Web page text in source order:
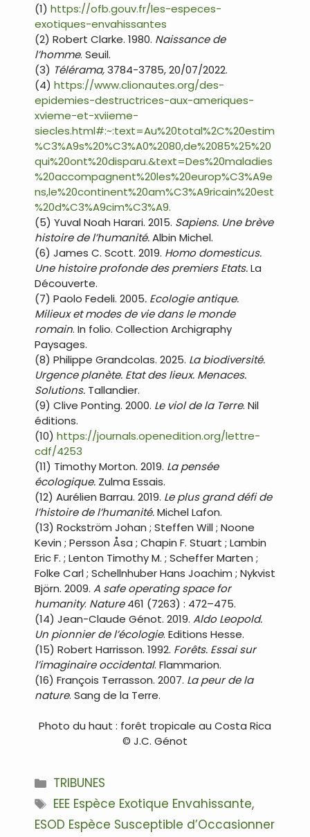
(1) https://ofb.gouv.fr/les-especes-
exotiques-envahissantes
(2) Robert Clarke. 1980. Naissance de
l’homme. Seuil.
(3) Télérama,3784-3785, 20/07/2022.
(4) https://www.clionautes.org/des-
epidemies-destructrices-aux-ameriques-
xvieme-et-xviieme-
siecles.html#:~:text=Au%20total%2C%20estim
%C3%A9s%20%C3%A0%2080,de%2085%25%20
qui%20ont%20disparu.&text=Des%20maladies
%20accompagnent%20les%20europ%C3%A9e
ns,le%20continent%20am%C3%A9ricain%20est
%20d%C3%A9cim%C3%A9.
(5) Yuval Noah Harari. 2015. Sapiens. Une brève
histoire de l’humanité.Albin Michel.
(6) James C. Scott. 2019. Homo domesticus.
Une histoire profonde des premiers Etats.La
Découverte.
(7) Paolo Fedeli. 2005. Ecologie antique.
Milieux et modes de vie dans le monde
romain. In folio. Collection Archigraphy
Paysages.
(8) Philippe Grandcolas. 2025. La biodiversité.
Urgence planète. Etat des lieux. Menaces.
Solutions. Tallandier.
(9) Clive Ponting. 2000. Le viol de la Terre. Nil
éditions.
(10) https://journals.openedition.org/lettre-
cdf/4253
(11) Timothy Morton. 2019. La pensée
écologique. Zulma Essais.
(12) Aurélien Barrau. 2019. Le plus grand défi de
l’histoire de l’humanité.Michel Lafon.
(13) Rockström Johan ; Steffen Will ; Noone
Kevin ; Persson Åsa ; Chapin F. Stuart ; Lambin
Eric F. ; Lenton Timothy M. ; Scheffer Marten ;
Folke Carl ; Schellnhuber Hans Joachim ; Nykvist
Björn. 2009. A safe operating space for
humanity. Nature461 (7263) : 472–475.
(14) Jean-Claude Génot. 2019. Aldo Leopold.
Un pionnier de l’écologie. Editions Hesse.
(15) Robert Harrisson. 1992. Forêts. Essai sur
l’imaginaire occidental. Flammarion.
(16) François Terrasson. 2007. La peur de la
nature. Sang de la Terre.
Photo du haut : forêt tropicale au Costa Rica
© J.C. Génot
Catégories
TRIBUNES
Étiquettes
EEE Espèce Exotique Envahissante,
ESOD Espèce Susceptible d’Occasionner